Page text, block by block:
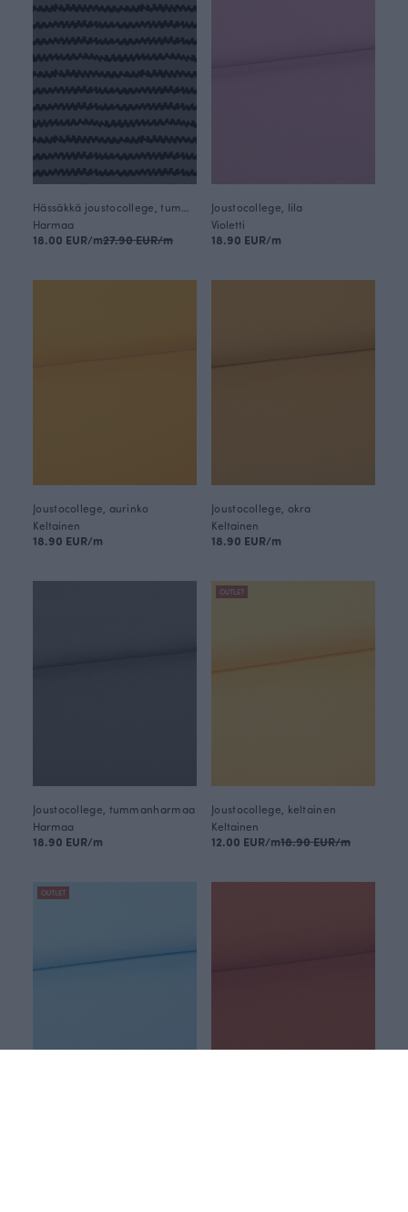
Harmaa
18.00 EUR/m27.90 EUR/m
Joustocollege, lila
Violetti
18.90 EUR/m
Joustocollege, aurinko
Keltainen
18.90 EUR/m
Joustocollege, okra
Keltainen
18.90 EUR/m
Joustocollege, tummanharmaa
Harmaa
18.90 EUR/m
OUTLET
Joustocollege, keltainen
Keltainen
12.00 EUR/m18.90 EUR/m
OUTLET